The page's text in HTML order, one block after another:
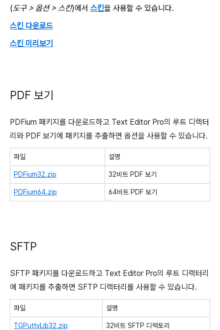
(도구 > 옵션 > 스킨)에서 스킨을 사용할 수 있습니다.
스킨 다운로드
스킨 미리보기
PDF 보기
PDFium 패키지를 다운로드하고 Text Editor Pro의 루트 디렉터
리와 PDF 보기에 패키지를 추출하면 옵션을 사용할 수 있습니다.
파일 설명
PDFium32.zip 32비트 PDF 보기
PDFium64.zip 64비트 PDF 보기
SFTP
SFTP 패키지를 다운로드하고 Text Editor Pro의 루트 디렉터리
에 패키지를 추출하면 SFTP 디렉터리를 사용할 수 있습니다.
파일 설명
TGPuttyLib32.zip 32비트 SFTP 디렉토리